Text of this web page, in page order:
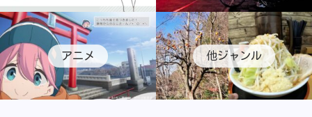
アニメ 他ジャンル